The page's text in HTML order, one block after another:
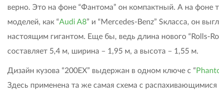
верно. Это на фоне “Фантома” он компактный. А на фоне
моделей, как “Audi A8” и “Mercedes-Benz” Sкласса, он
настоящим гигантом. Еще бы, ведь длина нового “Rolls-
составляет 5,4 м, ширина – 1,95 м, а высота – 1,55 м.
Дизайн кузова “200ЕХ” выдержан в одном ключе с “
Здесь применена та же самая схема с распахивающимися